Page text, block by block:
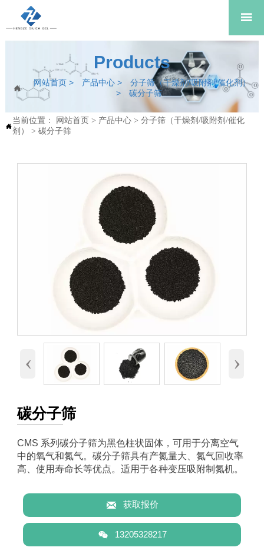

Products

网站首页 > 产品中心 >
分子筛（干燥剂/吸附剂/催化剂）
>
碳分子筛

当前位置： 网站首页 > 产品中心> 分子筛（干燥剂/吸附剂/催化
剂）
> 碳分子筛
‹ ›
碳分子筛
CMS 系列碳分子筛为黑色柱状固体，可用于分离空气
中的氧气和氮气。碳分子筛具有产氮量大、氮气回收率
高、使用寿命长等优点。适用于各种变压吸附制氮机。
 获取报价
 13205328217